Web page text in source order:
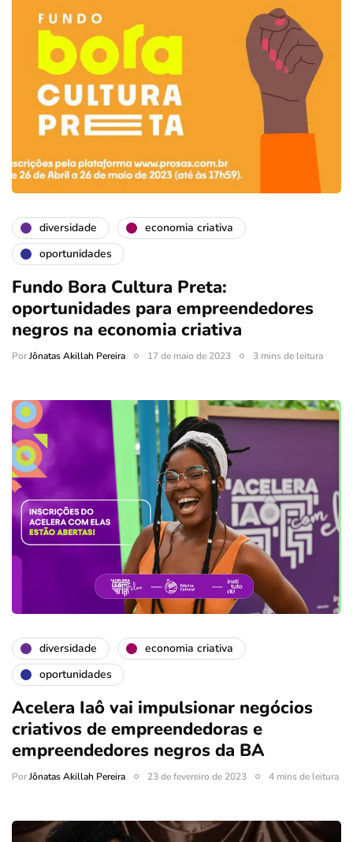
diversidade
economia criativa
oportunidades
Fundo Bora Cultura Preta:
oportunidades para empreendedores
negros na economia criativa
PorJônatas Akillah Pereira 17 de maio de 2023 3 mins de leitura
diversidade
economia criativa
oportunidades
Acelera Iaô vai impulsionar negócios
criativos de empreendedoras e
empreendedores negros da BA
PorJônatas Akillah Pereira 23 de fevereiro de 2023 4 mins de leitura